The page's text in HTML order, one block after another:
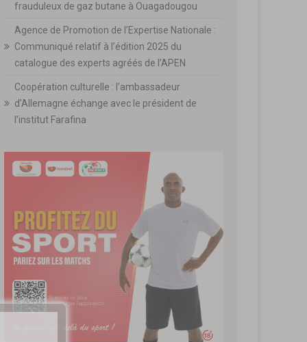
frauduleux de gaz butane à Ouagadougou
Agence de Promotion de l’Expertise Nationale :
Communiqué relatif à l’édition 2025 du
catalogue des experts agréés de l’APEN
Coopération culturelle : l’ambassadeur
d’Allemagne échange avec le président de
l’institut Farafina